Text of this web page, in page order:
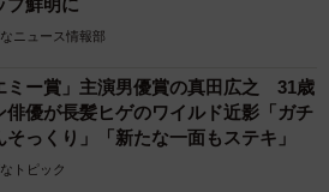
プ鮮明に
ニュース情報部
ミー賞」主演男優賞の真田広之 31歳
俳優が長髪ヒゲのワイルド近影「ガチ
そっくり」「新たな一面もステキ」
トピック